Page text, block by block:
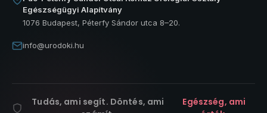
Egészségügyi Alapítvány
1076 Budapest, Péterfy Sándor utca 8–20.
info@urodoki.hu
Tudás, ami segít. Döntés, ami
Egészség, ami